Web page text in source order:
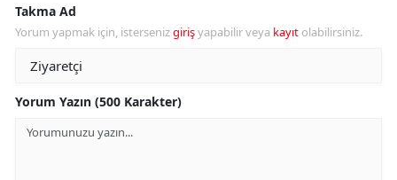
Takma Ad
Yorum yapmak için, istersenizgirişyapabilir veya kayıt olabilirsiniz.
Yorum Yazın (500 Karakter)